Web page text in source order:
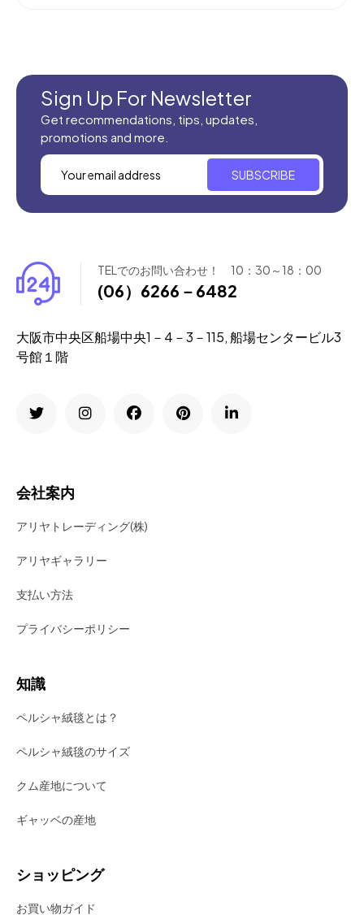
Sign Up For Newsletter
Get recommendations, tips, updates,
promotions and more.
SUBSCRIBE
TELでのお問い合わせ！ 10：30～18：00
(06）6266－6482
大阪市中央区船場中央1－4－3－115, 船場センタービル3
号館１階
会社案内
アリヤトレーディング(株)
アリヤギャラリー
支払い方法
プライバシーポリシー
知識
ペルシャ絨毯とは？
ペルシャ絨毯のサイズ
クム産地について
ギャッベの産地
ショッピング
お買い物ガイド